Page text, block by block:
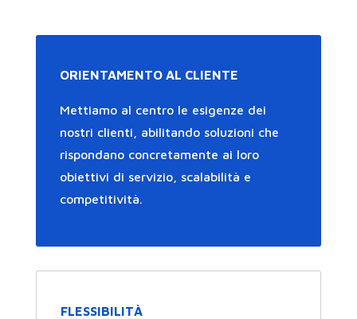
ORIENTAMENTO AL CLIENTE
Mettiamo al centro le esigenze dei
nostri clienti, abilitando soluzioni che
rispondano concretamente ai loro
obiettivi di servizio, scalabilità e
competitività.
FLESSIBILITÀ